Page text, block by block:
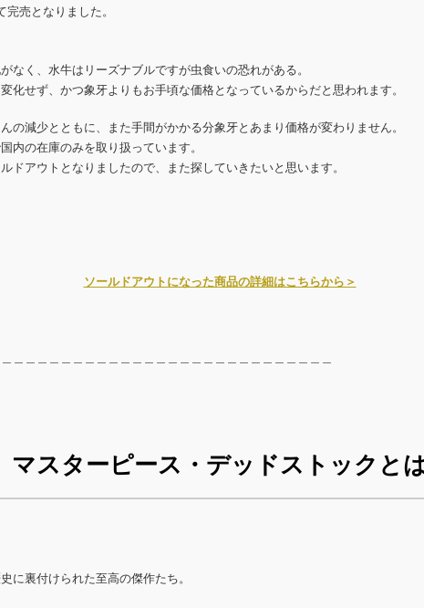
売となりました。
なく、水牛はリーズナブルですが虫食いの恐れがある。
化せず、かつ象牙よりもお手頃な価格となっているからだと思われます。
の減少とともに、また手間がかかる分象牙とあまり価格が変わりません。
内の在庫のみを取り扱っています。
ドアウトとなりましたので、また探していきたいと思います。
ソールドアウトになった商品の詳細はこちらから＞
マスターピース・デッドストックと
に裏付けられた至高の傑作たち。